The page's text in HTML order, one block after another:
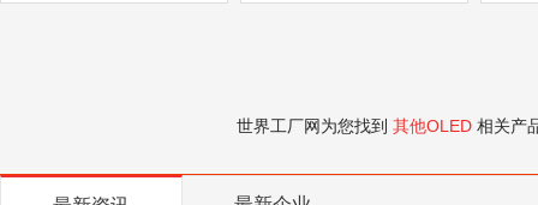
世界工厂网为您找到 其他OLED 相关产